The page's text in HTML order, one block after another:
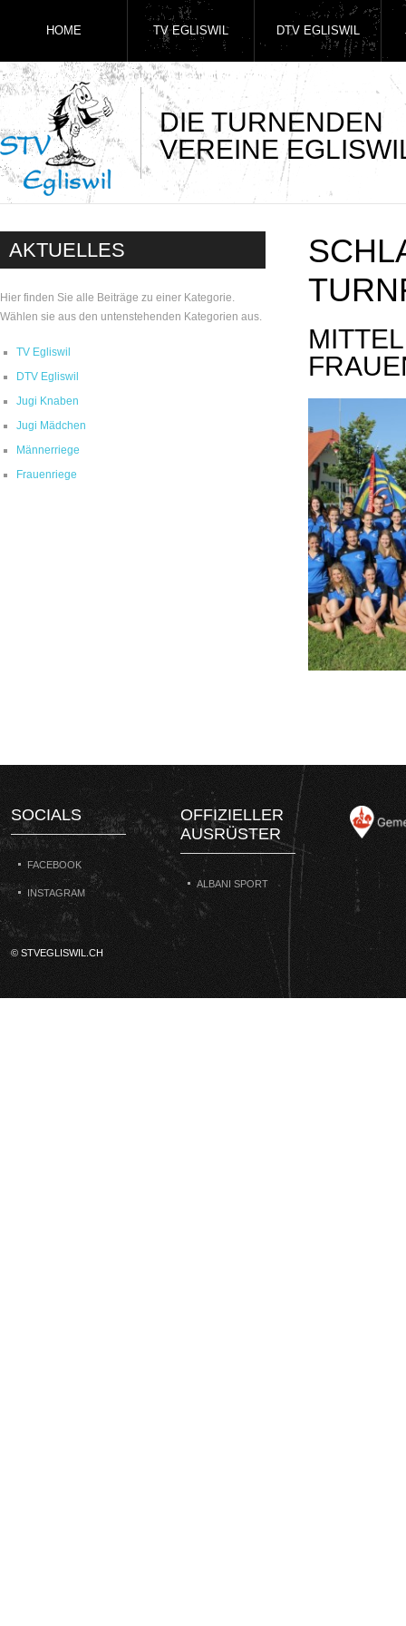
DIE TURNENDEN
VEREINE
HOME TV EGLISWIL DTV EGLISWIL
AKTUELLES
Hier finden Sie alle Beiträge zu einer Kategorie.
Wählen sie aus den untenstehenden Kategorien aus.
TV Egliswil
DTV Egliswil
Jugi Knaben
Jugi Mädchen
Männerriege
Frauenriege
SOCIALS
FACEBOOK
INSTAGRAM
OFFIZIELLER
AUSRÜSTER
ALBANI SPORT
© STVEGLISWIL.CH